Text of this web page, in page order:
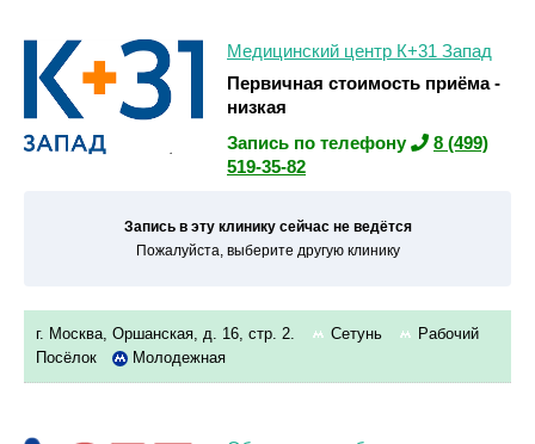
Медицинский центр К+31 Запад
Первичная стоимость приёма -
низкая
Запись по телефону
8 (499)
519-35-82
Запись в эту клинику сейчас не ведётся
Пожалуйста, выберите другую клинику
г. Москва, Оршанская, д. 16, стр. 2. Сетунь
Рабочий
Посёлок
Молодежная